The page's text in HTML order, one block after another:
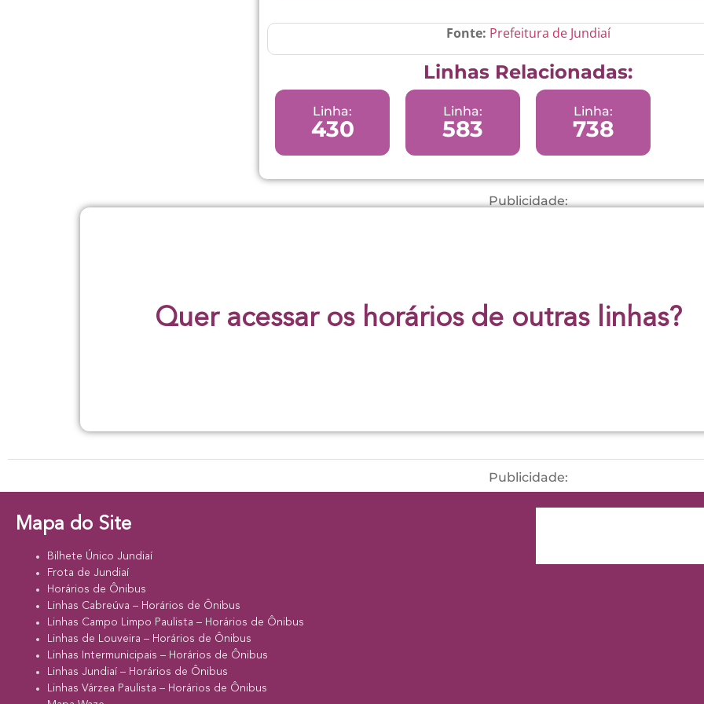
Fonte: Prefeitura de Jundiaí
Linhas Relacionadas:
Linha:
430
Linha:
583
Linha:
738
Publicidade:
Quer acessar os horários de outras linhas?
Publicidade:
Mapa do Site
Bilhete Único Jundiaí
Frota de Jundiaí
Horários de Ônibus
Linhas Cabreúva – Horários de Ônibus
Linhas Campo Limpo Paulista – Horários de Ônibus
Linhas de Louveira – Horários de Ônibus
Linhas Intermunicipais – Horários de Ônibus
Linhas Jundiaí – Horários de Ônibus
Linhas Várzea Paulista – Horários de Ônibus